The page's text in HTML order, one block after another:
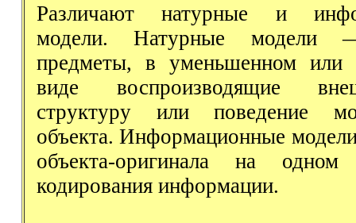
Различают натурные и
модели. Натурные модели
предметы, в уменьшенном или
виде воспроизводящие
структуру или поведение
объекта. Информационные
объекта-оригинала на
кодирования информации.